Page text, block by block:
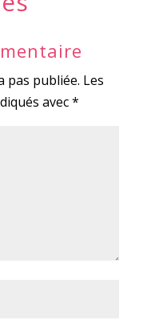
pas publiée. Les
avec*